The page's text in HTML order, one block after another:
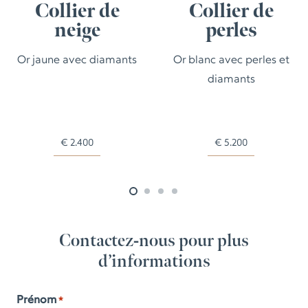
Collier de
neige
Or jaune avec diamants
€ 2.400
Collier de
perles
Or blanc avec perles et
diamants
€ 5.200
Contactez-nous pour plus
d’informations
Prénom *